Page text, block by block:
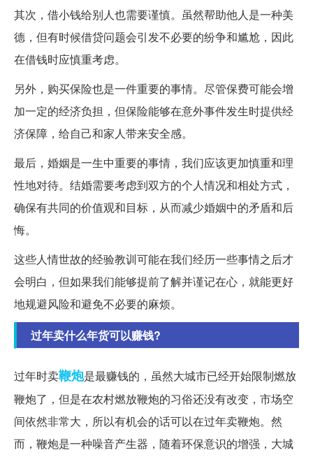
其次，借小钱给别人也需要谨慎。虽然帮助他人是一种美
德，但有时候借贷问题会引发不必要的纷争和尴尬，因此
在借钱时应慎重考虑。
另外，购买保险也是一件重要的事情。尽管保费可能会增
加一定的经济负担，但保险能够在意外事件发生时提供经
济保障，给自己和家人带来安全感。
最后，婚姻是一生中重要的事情，我们应该更加慎重和理
性地对待。结婚需要考虑到双方的个人情况和相处方式，
确保有共同的价值观和目标，从而减少婚姻中的矛盾和后
悔。
这些人情世故的经验教训可能在我们经历一些事情之后才
会明白，但如果我们能够提前了解并谨记在心，就能更好
地规避风险和避免不必要的麻烦。
过年卖什么年货可以赚钱?
过年时卖鞭炮是最赚钱的，虽然大城市已经开始限制燃放
鞭炮了，但是在农村燃放鞭炮的习俗还没有改变，市场空
间依然非常大，所以有机会的话可以在过年卖鞭炮。然
而，鞭炮是一种噪音产生器，随着环保意识的增强，大城